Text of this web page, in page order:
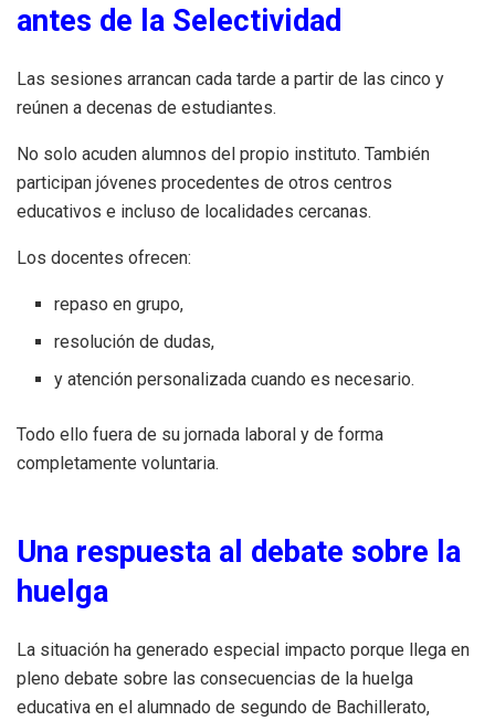
antes de la Selectividad
Las sesiones arrancan cada tarde a partir de las cinco y
reúnen a decenas de estudiantes.
No solo acuden alumnos del propio instituto. También
participan jóvenes procedentes de otros centros
educativos e incluso de localidades cercanas.
Los docentes ofrecen:
repaso en grupo,
resolución de dudas,
y atención personalizada cuando es necesario.
Todo ello fuera de su jornada laboral y de forma
completamente voluntaria.
Una respuesta al debate sobre la
huelga
La situación ha generado especial impacto porque llega en
pleno debate sobre las consecuencias de la huelga
educativa en el alumnado de segundo de Bachillerato,